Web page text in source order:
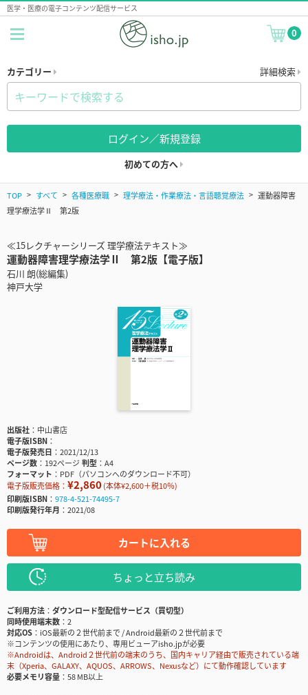
医学・医療の電子コンテンツ配信サービス
0
カテゴリー 詳細検索
ログイン／新規登録
初めての方へ
TOP すべて 各種医療職 理学療法・作業療法・言語聴覚療法
運動器障害
理学療法学Ⅱ 第2版
≪15レクチャーシリーズ 理学療法テキスト≫
運動器障害理学療法学Ⅱ 第2版【電子版】
石川 朗(総編集)
神戸大学
出版社
中山書店
電子版ISBN
電子版発売日
2021/12/13
ページ数
192ページ判型
A4
フォーマット
PDF（パソコンへのダウンロード不可）
電子版販売価格： ¥2,860(本体¥2,600＋税10％)
印刷版ISBN
978-4-521-74495-7
印刷版発行年月
2021/08
カートに入れる
ちょっと立ち読み
ご利用方法
ダウンロード型配信サービス（買切型）
同時使用端末数
2
対応OS
iOS最新の２世代前まで / Android最新の２世代前まで
※コンテンツの使用にあたり、専用ビューアisho.jpが必要
※Androidは、Android２世代前の端末のうち、国内キャリア経由で販売されている端
末（Xperia、GALAXY、AQUOS、ARROWS、Nexusなど）にて動作確認しています
必要メモリ容量
58 MB以上